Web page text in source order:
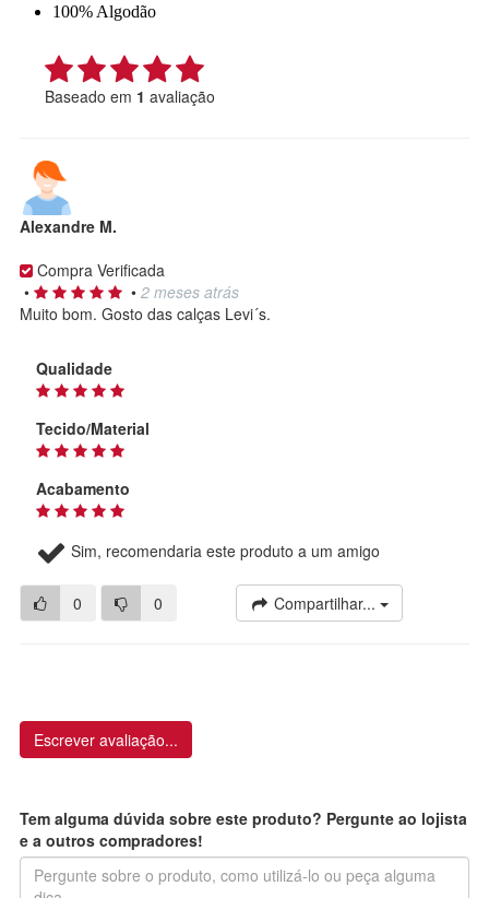
100% Algodão
Baseado em 1 avaliação
Alexandre M.
Compra Verificada
•
• 2 meses atrás
Muito bom. Gosto das calças Levi´s.
Qualidade
Tecido/Material
Acabamento
Sim, recomendaria este produto a um amigo
0 0 Compartilhar...
Escrever avaliação...
Tem alguma dúvida sobre este produto? Pergunte ao lojista
e a outros compradores!